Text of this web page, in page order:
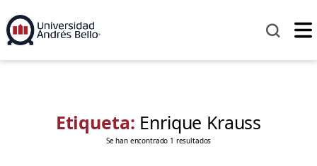
Etiqueta: Enrique Krauss
Se han encontrado 1 resultados